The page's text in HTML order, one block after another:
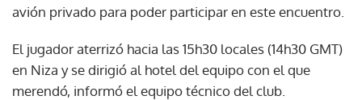
avión privado para poder participar en este encuentro.
El jugador aterrizó hacia las 15h30 locales (14h30 GMT)
en Niza y se dirigió al hotel del equipo con el que
merendó, informó el equipo técnico del club.